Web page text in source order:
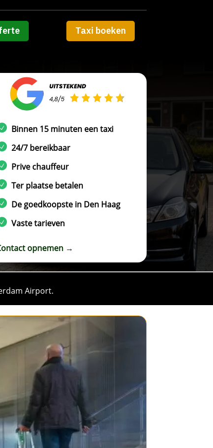
Taxi boeken
Binnen 15 minuten een taxi
24/7 bereikbaar
Prive chauffeur
Ter plaatse betalen
De goedkoopste in Den Haag
Vaste tarieven
opnemen →
Airport.